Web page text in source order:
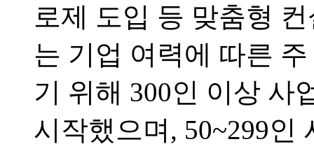
로제 도입 등 맞춤형
는 기업 여력에 따른
기 위해 300인 이상 사
시작했으며, 50~299인